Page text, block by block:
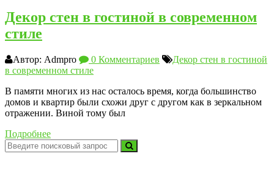
Декор стен в гостиной в современном
стиле
Автор: Admpro 0 Комментариев
Декор стен в гостиной
в современном стиле
В памяти многих из нас осталось время, когда большинство
домов и квартир были схожи друг с другом как в зеркальном
отражении. Виной тому был
Подробнее